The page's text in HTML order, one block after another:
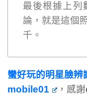
最後根據上列
論，就是這個
千。
蠻好玩的明星臉辨
mobile01
，感謝